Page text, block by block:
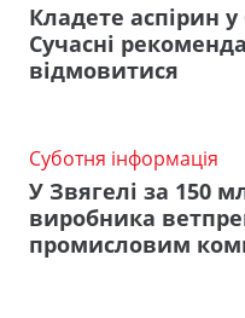
Кладете аспірин
Сучасні
відмовитися
Суботня інформація
У Звягелі за 150
виробника
промисловим